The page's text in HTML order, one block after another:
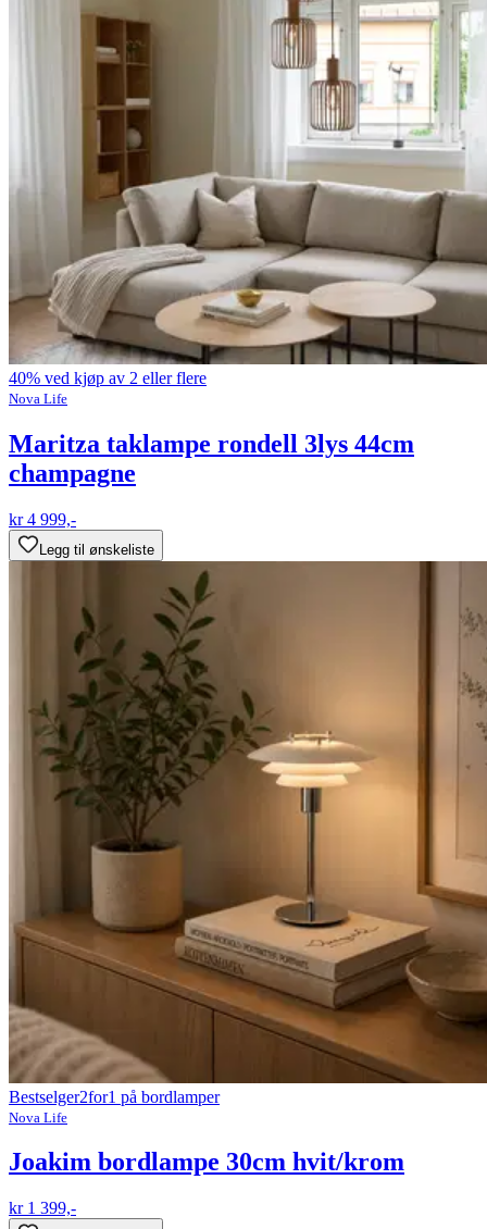
40% ved kjøp av 2 eller flere
Nova Life
Maritza taklampe rondell 3lys 44cm
champagne
kr 4 999,-
Legg til ønskeliste
Bestselger2for1 på bordlamper
Nova Life
Joakim bordlampe 30cm hvit/krom
kr 1 399,-